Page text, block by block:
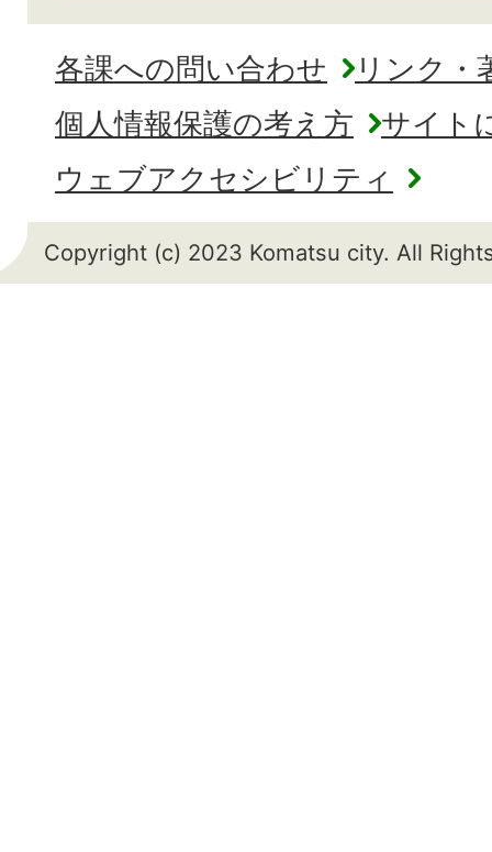
各課への問い合わせ
リンク・
個人情報保護の考え方
サイト
ウェブアクセシビリティ
Copyright (c) 2023 Komatsu city. All